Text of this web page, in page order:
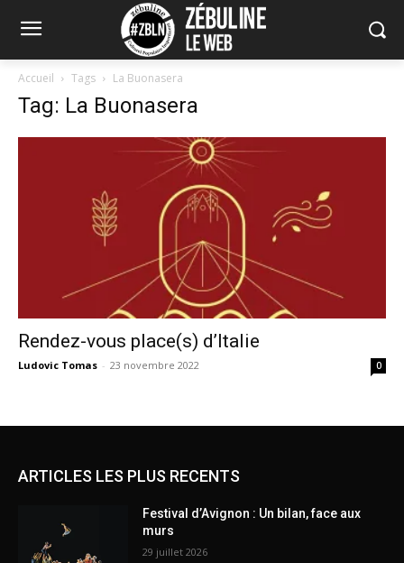
Accueil Tags La Buonasera
Tag: La Buonasera
Rendez-vous place(s) d’Italie
Ludovic Tomas - 23 novembre 2022 0
ARTICLES LES PLUS RECENTS
Festival d’Avignon : Un bilan, face aux
murs
29 juillet 2026